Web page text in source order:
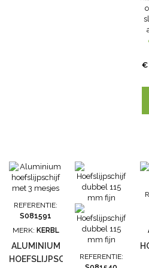
€
REFERENTIE:
S081591
MERK: KERBL
ALUMINIUM
HOEFSLIJPSCHIJFREFERENTIE: